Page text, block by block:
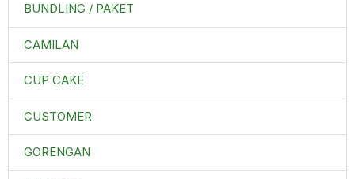
BUNDLING / PAKET
CAMILAN
CUP CAKE
CUSTOMER
GORENGAN